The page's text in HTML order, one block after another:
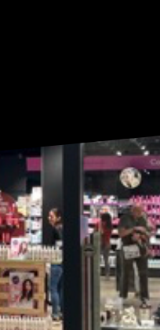
PLAN DU CENTRE